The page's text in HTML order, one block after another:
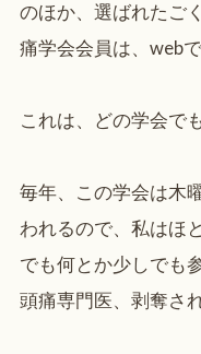
のほか、選ばれたご
痛学会会員は、web
これは、どの学会で
毎年、この学会は木
われるので、私はほ
でも何とか少しでも
頭痛専門医、剥奪さ